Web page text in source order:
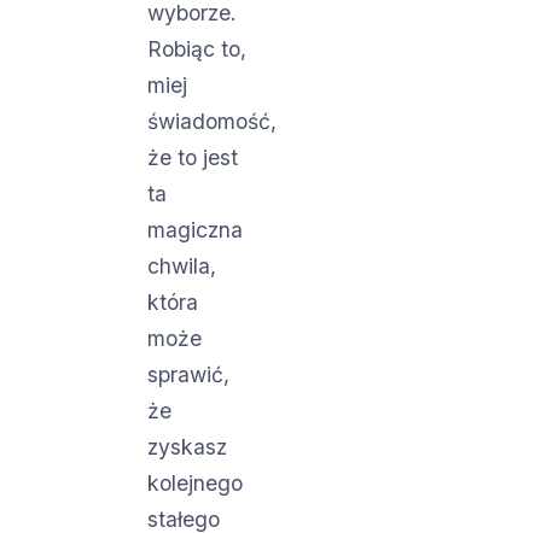
wyborze.
Robiąc to,
miej
świadomość,
że to jest
ta
magiczna
chwila,
która
może
sprawić,
że
zyskasz
kolejnego
stałego